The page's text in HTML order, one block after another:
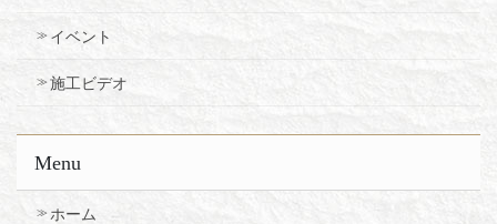
イベント
施工ビデオ
Menu
ホーム